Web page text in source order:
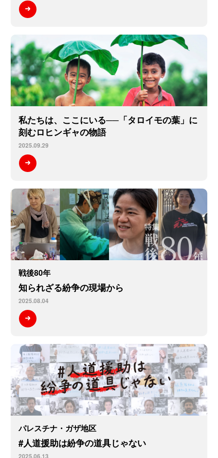
私たちは、ここにいる──「タロイモの葉」に
刻むロヒンギャの物語
2025.09.29
戦後80年
知られざる紛争の現場から
2025.08.04
パレスチナ・ガザ地区
#人道援助は紛争の道具じゃない
2025.06.13